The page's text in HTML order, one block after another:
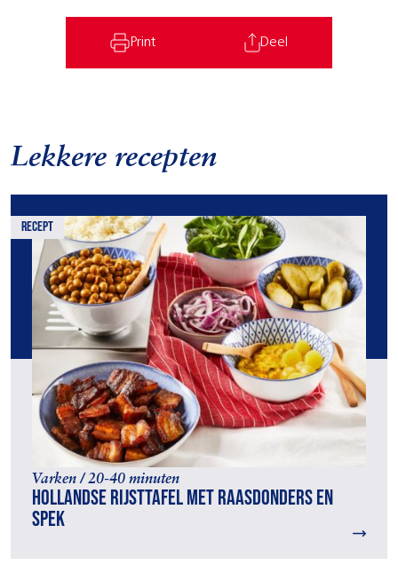
Print Deel
Lekkere recepten
recept
Varken / 20-40 minuten
Hollandse rijsttafel met raasdonders en
spek